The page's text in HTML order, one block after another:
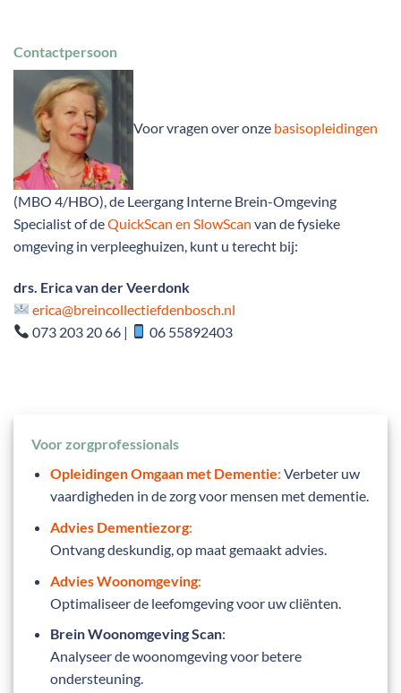
Contactpersoon
Voor vragen over onze basisopleidingen
(MBO 4/HBO), de Leergang Interne Brein-Omgeving
Specialist of deQuickScan en SlowScan van de fysieke
omgeving in verpleeghuizen, kunt u terecht bij:
drs. Erica van der Veerdonk
erica@breincollectiefdenbosch.nl
073 203 20 66 |
06 55892403
Voor zorgprofessionals
Opleidingen Omgaan met Dementie: Verbeter uw
vaardigheden in de zorg voor mensen met dementie.
Advies Dementiezorg:
Ontvang deskundig, op maat gemaakt advies.
Advies Woonomgeving:
Optimaliseer de leefomgeving voor uw cliënten.
Brein Woonomgeving Scan:
Analyseer de woonomgeving voor betere
ondersteuning.